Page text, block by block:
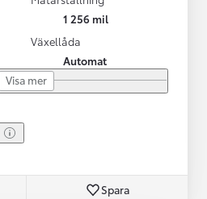
1 256 mil
Växellåda
Automat
Visa mer
Spara